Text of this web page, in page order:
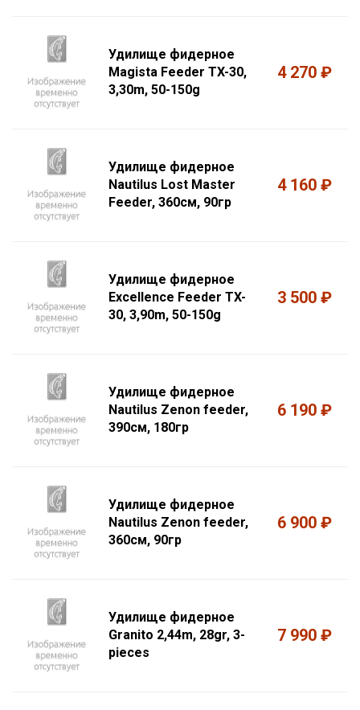
Удилище фидерное
Magista Feeder TX-30,
3,30m, 50-150g
4 270 ₽
Удилище фидерное
Nautilus Lost Master
Feeder, 360см, 90гр
4 160 ₽
Удилище фидерное
Excellence Feeder TX-
30, 3,90m, 50-150g
3 500 ₽
Удилище фидерное
Nautilus Zenon feeder,
390см, 180гр
6 190 ₽
Удилище фидерное
Nautilus Zenon feeder,
360см, 90гр
6 900 ₽
Удилище фидерное
Granito 2,44m, 28gr, 3-
pieces
7 990 ₽